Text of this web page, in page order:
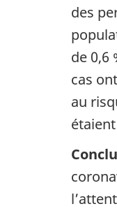
des
de 0,6
cas
au